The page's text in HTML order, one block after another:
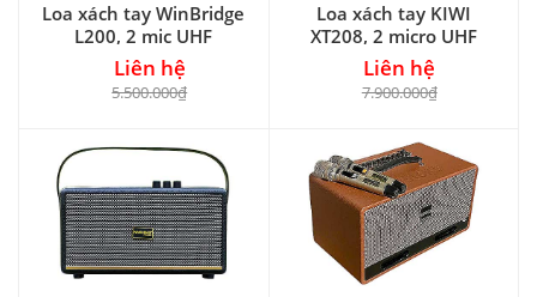
Loa xách tay WinBridge
L200, 2 mic UHF
Liên hệ
5.500.000₫
Loa xách tay KIWI
XT208, 2 micro UHF
Liên hệ
7.900.000₫